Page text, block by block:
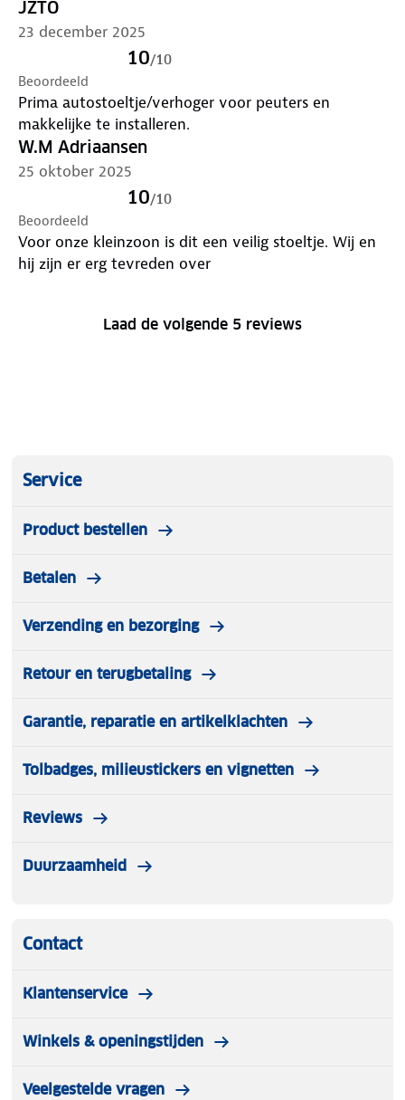
JZTO
23 december 2025
10/10
Beoordeeld
Prima autostoeltje/verhoger voor peuters en
makkelijke te installeren.
W.M Adriaansen
25 oktober 2025
10/10
Beoordeeld
Voor onze kleinzoon is dit een veilig stoeltje. Wij en
hij zijn er erg tevreden over
Laad de volgende 5 reviews
Service
Product bestellen
Betalen
Verzending en bezorging
Retour en terugbetaling
Garantie, reparatie en artikelklachten
Tolbadges, milieustickers en vignetten
Reviews
Duurzaamheid
Contact
Klantenservice
Winkels & openingstijden
Veelgestelde vragen